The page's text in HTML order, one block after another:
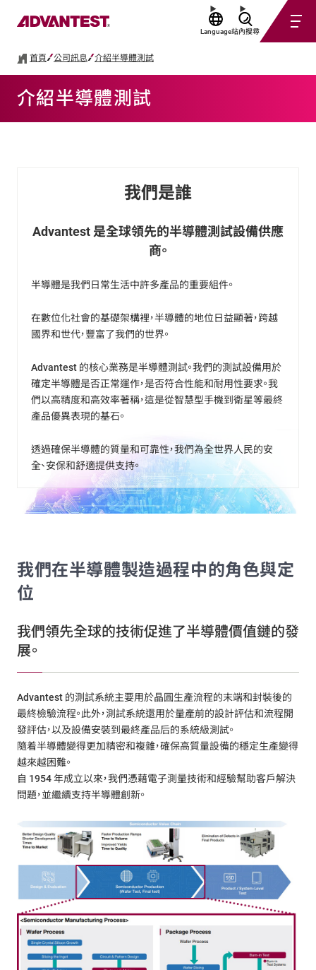
Language站內搜尋
首頁 公司訊息 介紹半導體測試
介紹半導體測試
我們是誰
Advantest 是全球領先的半導體測試設備供應
商。
半導體是我們日常生活中許多產品的重要組件。
在數位化社會的基礎架構裡，半導體的地位日益顯著，跨越
國界和世代，豐富了我們的世界。
Advantest 的核心業務是半導體測試。我們的測試設備用於
確定半導體是否正常運作，是否符合性能和耐用性要求。我
們以高精度和高效率著稱，這是從智慧型手機到衛星等最終
產品優異表現的基石。
透過確保半導體的質量和可靠性，我們為全世界人民的安
全、安保和舒適提供支持。
我們在半導體製造過程中的角色與定
位
我們領先全球的技術促進了半導體價值鏈的發
展。
Advantest 的測試系統主要用於晶圓生產流程的末端和封裝後的
最終檢驗流程。此外，測試系統還用於量產前的設計評估和流程開
發評估，以及設備安裝到最終產品后的系統級測試。
隨着半導體變得更加精密和複雜，確保高質量設備的穩定生產變得
越來越困難。
自 1954 年成立以來，我們憑藉電子測量技術和經驗幫助客戶解決
問題，並繼續支持半導體創新。